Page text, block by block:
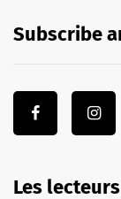
Subscribe
Les